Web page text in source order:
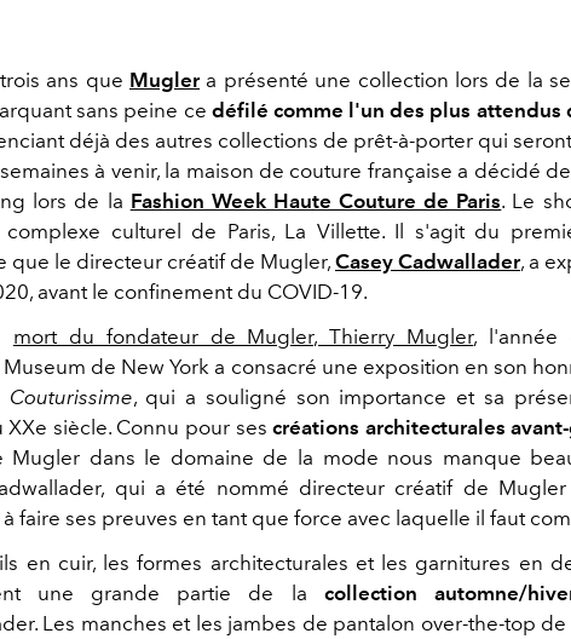
ans que Muglera présenté une collection lors de la
sans peine ce défilé comme l'un des plus attendus
déjà des autres collections de prêt-à-porter qui
à venir, la maison de couture française a décidé
lors de la Fashion Week Haute Couture de Paris. Le
complexe culturel de Paris, La Villette. Il s'agit du
que le directeur créatif de Mugler, Casey Cadwallader, a
avant le confinement du COVID-19.
mort du fondateur de Mugler, Thierry Mugler, l'année
de New York a consacré une exposition en son
, qui a souligné son importance et sa
XXe siècle. Connu pour sescréations architecturales
Mugler dans le domaine de la mode nous manque
qui a été nommé directeur créatif de
faire ses preuves en tant que force avec laquelle il faut
en cuir, les formes architecturales et les garnitures en
une grande partie de la collection automne/
Les manches et les jambes de pantalon over-the-top